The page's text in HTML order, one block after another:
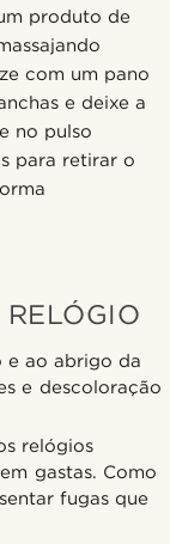
produto de
com um pano
e deixe a
no pulso
para retirar o
e ao abrigo da
e descoloração
relógios
gastas. Como
fugas que